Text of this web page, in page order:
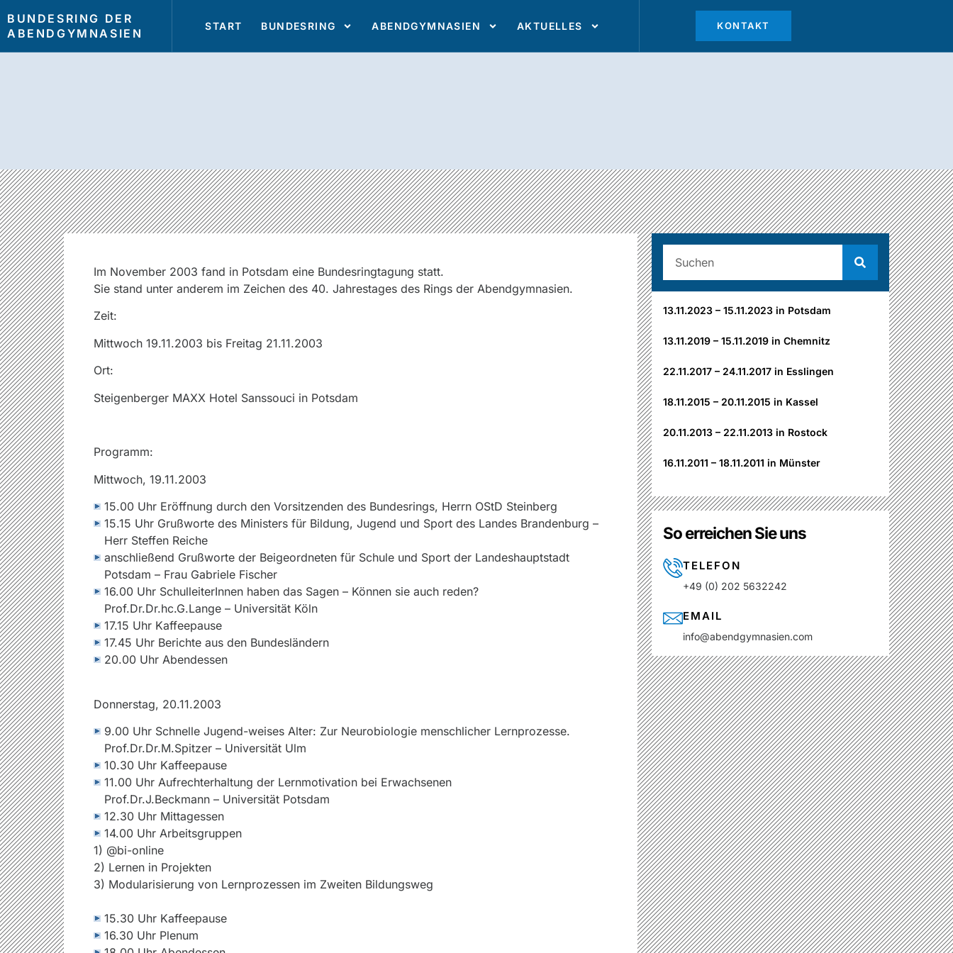
BUNDESRING DER
ABENDGYMNASIEN
START BUNDESRING ABENDGYMNASIEN AKTUELLES KONTAKT
Im November 2003 fand in Potsdam eine Bundesringtagung statt.
Sie stand unter anderem im Zeichen des 40. Jahrestages des Rings der Abendgymnasien.
Zeit:
Mittwoch 19.11.2003 bis Freitag 21.11.2003
Ort:
Steigenberger MAXX Hotel Sanssouci in Potsdam
Programm:
Mittwoch, 19.11.2003
15.00 Uhr Eröffnung durch den Vorsitzenden des Bundesrings, Herrn OStD Steinberg
15.15 Uhr Grußworte des Ministers für Bildung, Jugend und Sport des Landes Brandenburg –
Herr Steffen Reiche
anschließend Grußworte der Beigeordneten für Schule und Sport der Landeshauptstadt
Potsdam – Frau Gabriele Fischer
16.00 Uhr SchulleiterInnen haben das Sagen – Können sie auch reden?
Prof.Dr.Dr.hc.G.Lange – Universität Köln
17.15 Uhr Kaffeepause
17.45 Uhr Berichte aus den Bundesländern
20.00 Uhr Abendessen
Donnerstag, 20.11.2003
9.00 Uhr Schnelle Jugend-weises Alter: Zur Neurobiologie menschlicher Lernprozesse.
Prof.Dr.Dr.M.Spitzer – Universität Ulm
10.30 Uhr Kaffeepause
11.00 Uhr Aufrechterhaltung der Lernmotivation bei Erwachsenen
Prof.Dr.J.Beckmann – Universität Potsdam
12.30 Uhr Mittagessen
14.00 Uhr Arbeitsgruppen
1) @bi-online
2) Lernen in Projekten
3) Modularisierung von Lernprozessen im Zweiten Bildungsweg
15.30 Uhr Kaffeepause
16.30 Uhr Plenum
13.11.2023 – 15.11.2023 in Potsdam
13.11.2019 – 15.11.2019 in Chemnitz
22.11.2017 – 24.11.2017 in Esslingen
18.11.2015 – 20.11.2015 in Kassel
20.11.2013 – 22.11.2013 in Rostock
16.11.2011 – 18.11.2011 in Münster
So erreichen Sie uns
TELEFON
+49 (0) 202 5632242
EMAIL
info@abendgymnasien.com